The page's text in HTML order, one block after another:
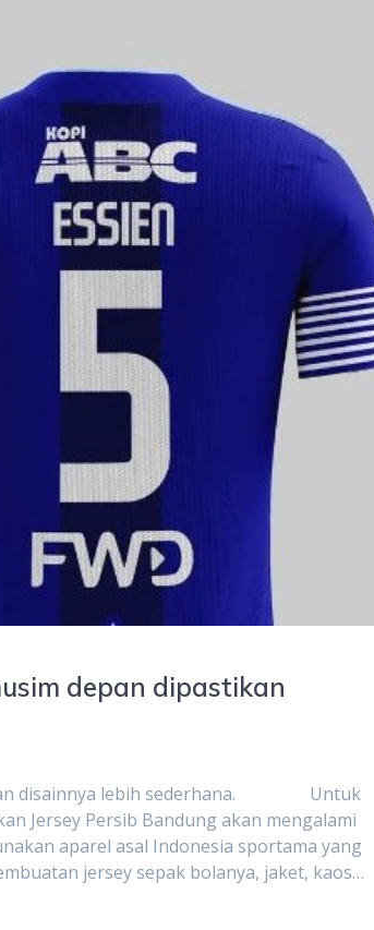
depan dipastikan
disainnya lebih sederhana. Untuk
Jersey Persib Bandung akan mengalami
aparel asal Indonesia sportama yang
jersey sepak bolanya, jaket, kaos…